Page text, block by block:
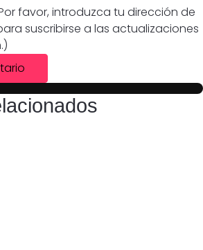
favor, introduzca tu dirección de
suscribirse a las actualizaciones